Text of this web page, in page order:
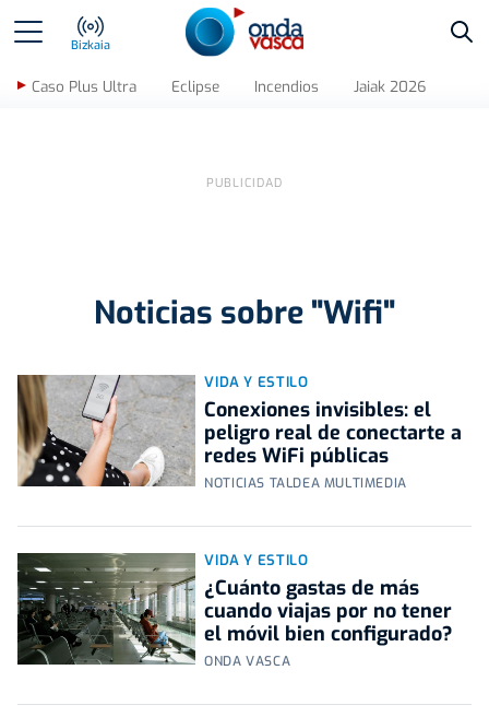
Bizkaia
Caso Plus Ultra Eclipse Incendios Jaiak 2026
Noticias sobre "Wifi"
VIDA Y ESTILO
Conexiones invisibles: el
peligro real de conectarte a
redes WiFi públicas
NOTICIAS TALDEA MULTIMEDIA
VIDA Y ESTILO
¿Cuánto gastas de más
cuando viajas por no tener
el móvil bien configurado?
ONDA VASCA